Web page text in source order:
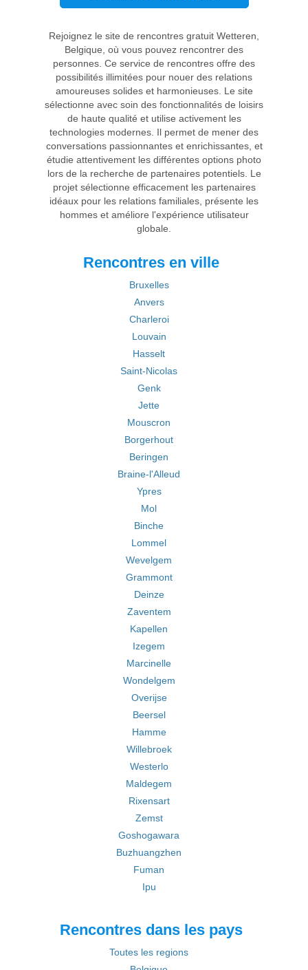
Rejoignez le site de rencontres gratuit Wetteren,
Belgique, où vous pouvez rencontrer des
personnes. Ce service de rencontres offre des
possibilités illimitées pour nouer des relations
amoureuses solides et harmonieuses. Le site
sélectionne avec soin des fonctionnalités de loisirs
de haute qualité et utilise activement les
technologies modernes. Il permet de mener des
conversations passionnantes et enrichissantes, et
étudie attentivement les différentes options photo
lors de la recherche de partenaires potentiels. Le
projet sélectionne efficacement les partenaires
idéaux pour les relations familiales, présente les
hommes et améliore l'expérience utilisateur
globale.
Rencontres en ville
Bruxelles
Anvers
Charleroi
Louvain
Hasselt
Saint-Nicolas
Genk
Jette
Mouscron
Borgerhout
Beringen
Braine-l'Alleud
Ypres
Mol
Binche
Lommel
Wevelgem
Grammont
Deinze
Zaventem
Kapellen
Izegem
Marcinelle
Wondelgem
Overijse
Beersel
Hamme
Willebroek
Westerlo
Maldegem
Rixensart
Zemst
Goshogawara
Buzhuangzhen
Fuman
Ipu
Rencontres dans les pays
Toutes les regions